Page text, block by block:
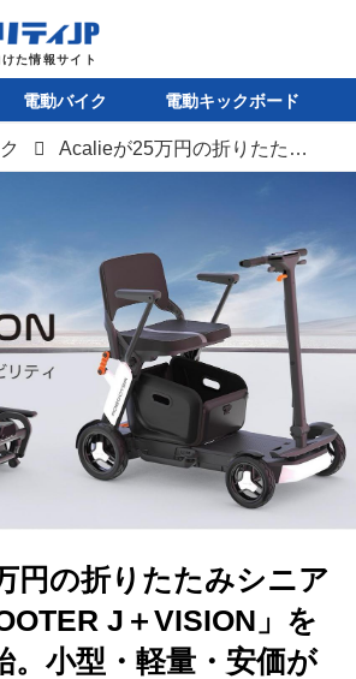
電動バイク 電動キックボード
Acalieが25万円の折りたたみシニアカー「ROBOOTER J＋VISION」を一般販売開始。小型・軽量・安価が特徴のシニアカー
円の折りたたみシニア
J＋VISION」を
。小型・軽量・安価が